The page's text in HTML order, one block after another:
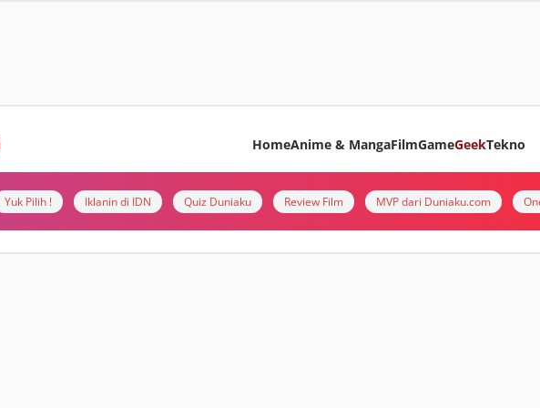
HomeAnime & MangaFilmGameGeekTekno
Yuk Pilih ! Iklanin di IDN Quiz Duniaku Review Film MVP dari Duniaku.com